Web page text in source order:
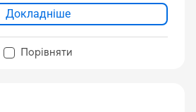
Докладніше
Порівняти